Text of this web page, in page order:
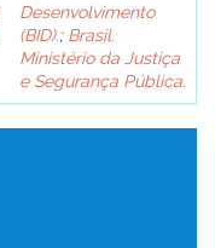
Desenvolvimento
(BID).; Brasil.
Ministério da Justiça
e Segurança Pública.